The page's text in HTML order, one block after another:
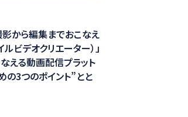
影から編集までおこなえ
デオクリエーター）」
える動画配信プラット
の3つのポイント”とと